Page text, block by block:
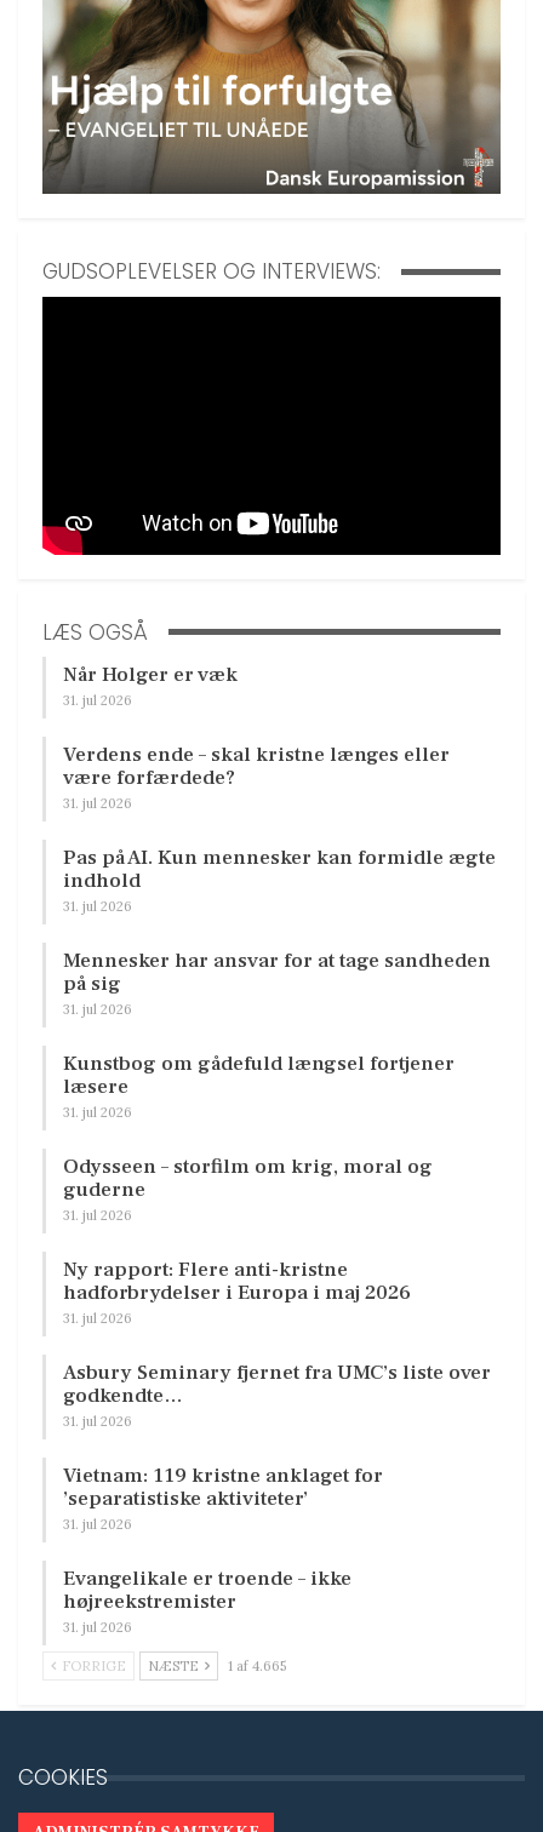
GUDSOPLEVELSER OG INTERVIEWS:
LÆS OGSÅ
Når Holger er væk
31. jul 2026
Verdens ende – skal kristne længes eller
være forfærdede?
31. jul 2026
Pas på AI. Kun mennesker kan formidle ægte
indhold
31. jul 2026
Mennesker har ansvar for at tage sandheden
på sig
31. jul 2026
Kunstbog om gådefuld længsel fortjener
læsere
31. jul 2026
Odysseen – storfilm om krig, moral og
guderne
31. jul 2026
Ny rapport: Flere anti-kristne
hadforbrydelser i Europa i maj 2026
31. jul 2026
Asbury Seminary fjernet fra UMC’s liste over
godkendte…
31. jul 2026
Vietnam: 119 kristne anklaget for
’separatistiske aktiviteter’
31. jul 2026
Evangelikale er troende – ikke
højreekstremister
31. jul 2026
FORRIGE NÆSTE 1 af 4.665
COOKIES